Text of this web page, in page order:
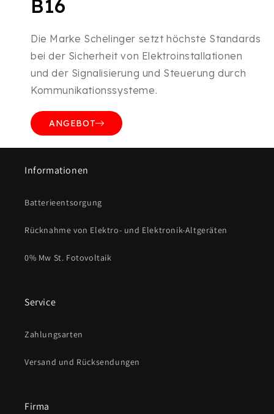
B16
Die Marke Schelinger setzt höchste Standards
bei der Sicherheit von Elektroinstallationen
und der Signalisierung und Steuerung durch
Kommunikationssysteme.
ANGEBOT
Informationen
Batterieentsorgung
Rücknahme von Elektro- und Elektronik-Altgeräten
0% Mw St. Fotovoltaik
Service
Zahlungsarten
Versand und Rücksendungen
Firma